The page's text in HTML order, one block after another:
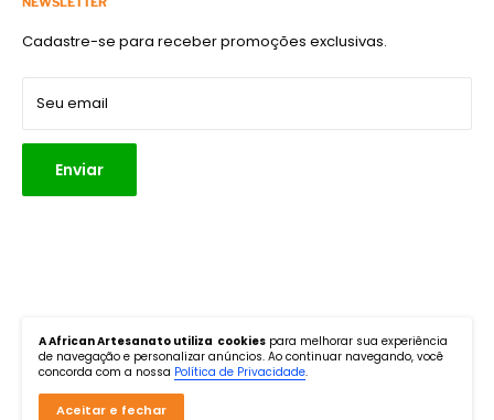
Cadastre-se para receber promoções exclusivas.
Seu email
Enviar
E-mail:atendimento@africanart.com.br
Endereço:Rua Turiassu, 1267, Perdizes, São Paulo, SP. CEP:
05005-001
Siga-nos
A African Artesanato utiliza cookies para melhorar sua experiência
de navegação e personalizar anúncios. Ao continuar navegando, você
concorda com a nossa Política de Privacidade.
Aceitar e fechar